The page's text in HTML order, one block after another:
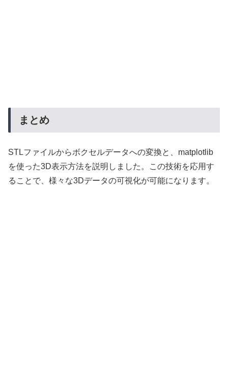
まとめ
STLファイルからボクセルデータへの変換と、matplotlib
を使った3D表示方法を説明しました。この技術を応用す
ることで、様々な3Dデータの可視化が可能になります。